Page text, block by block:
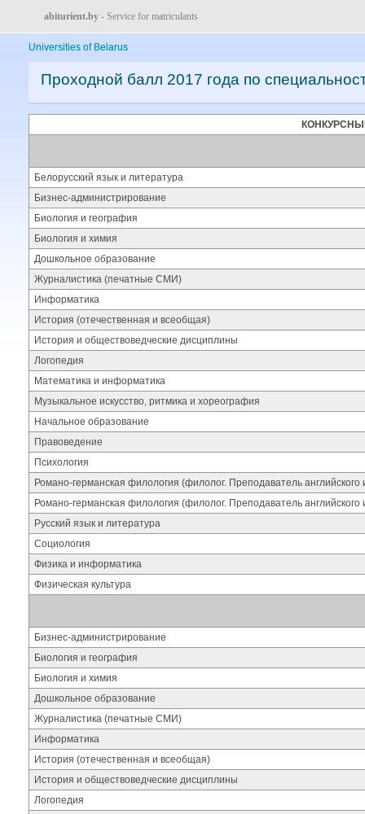
abiturient.by - Service for matriculants
Universities of Belarus
Проходной балл 2017 года по
Белорусский язык и литература
Бизнес-администрирование
Биология и география
Биология и химия
Дошкольное образование
Журналистика (печатные СМИ)
Информатика
История (отечественная и всеобщая)
История и обществоведческие дисциплины
Логопедия
Математика и информатика
Музыкальное искусство, ритмика и хореография
Начальное образование
Правоведение
Психология
Романо-германская филология (филолог. Преподаватель
Романо-германская филология (филолог. Преподаватель
Русский язык и литература
Социология
Физика и информатика
Физическая культура
Бизнес-администрирование
Биология и география
Биология и химия
Дошкольное образование
Журналистика (печатные СМИ)
Информатика
История (отечественная и всеобщая)
История и обществоведческие дисциплины
Логопедия